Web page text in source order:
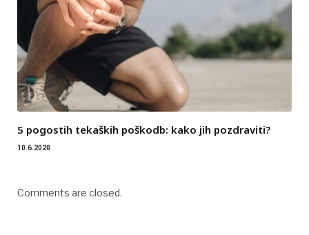
5 pogostih tekaških poškodb: kako jih pozdraviti?
10.6.2020
Comments are closed.